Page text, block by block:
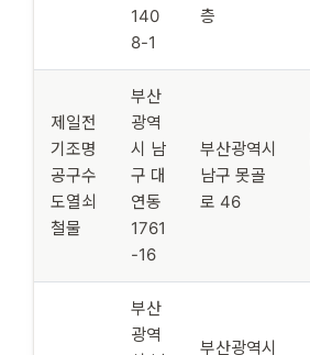
140
8-1
층
제일전
기조명
공구수
도열쇠
철물
부산
광역
시 남
구 대
연동
1761
-16
부산광역시
남구 못골
로 46
부산
광역
부산광역시